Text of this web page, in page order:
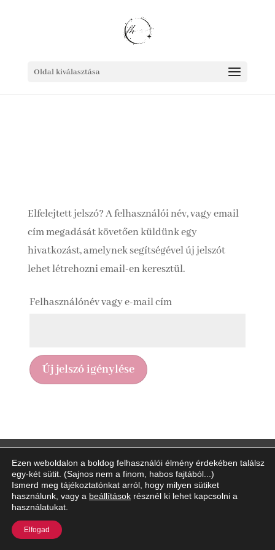
Oldal kiválasztása
Elfelejtett jelszó? A felhasználói név, vagy email
cím megadását követően küldünk egy
hivatkozást, amelynek segítségével új jelszót
lehet létrehozni email-en keresztül.
Felhasználónév vagy e-mail cím
Új jelszó igénylése
Adatkezelési Tájékoztató Impresszum
Ezen weboldalon a boldog felhasználói élmény érdekében találsz
egy-két sütit. (Sajnos nem a finom, habos fajtából...)
Ismerd meg tájékoztatónkat arról, hogy milyen sütiket
használunk, vagy a beállítások résznél ki lehet kapcsolni a
használatukat.
Elfogad